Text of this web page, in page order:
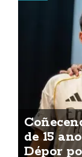
de 15
Dépor